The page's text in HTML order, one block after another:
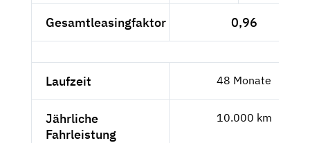
Gesamtleasingfaktor 0,96
Laufzeit 48 Monate
Jährliche
Fahrleistung
10.000 km